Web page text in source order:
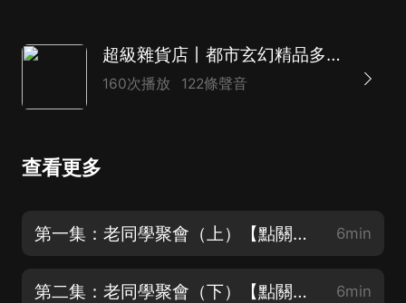
超級雜貨店丨都市玄幻精品多人有聲劇
160次播放 122條聲音
查看更多
第一集：老同學聚會（上）【點關注！不迷路！主播帶你上高速！】 6min
第二集：老同學聚會（下）【點關注！不迷路！主播帶你上高速！】 6min